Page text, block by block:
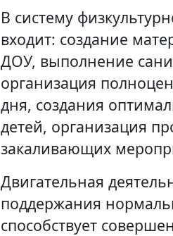
В систему
входит: создание
ДОУ, выполнение
организация
дня, создания
детей, организация
закаливающих
Двигательная
поддержания
способствует